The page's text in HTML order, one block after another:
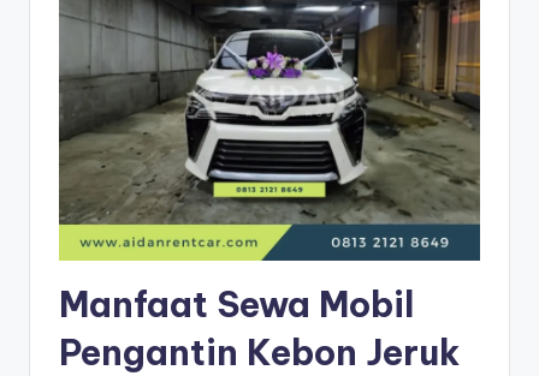
Manfaat Sewa Mobil
Pengantin Kebon Jeruk